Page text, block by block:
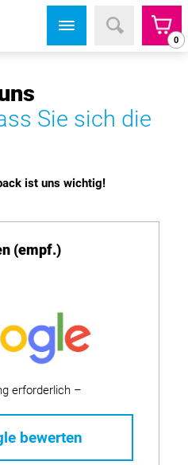
0
Sie sich die
ist uns wichtig!
(empf.)
erforderlich –
bewerten